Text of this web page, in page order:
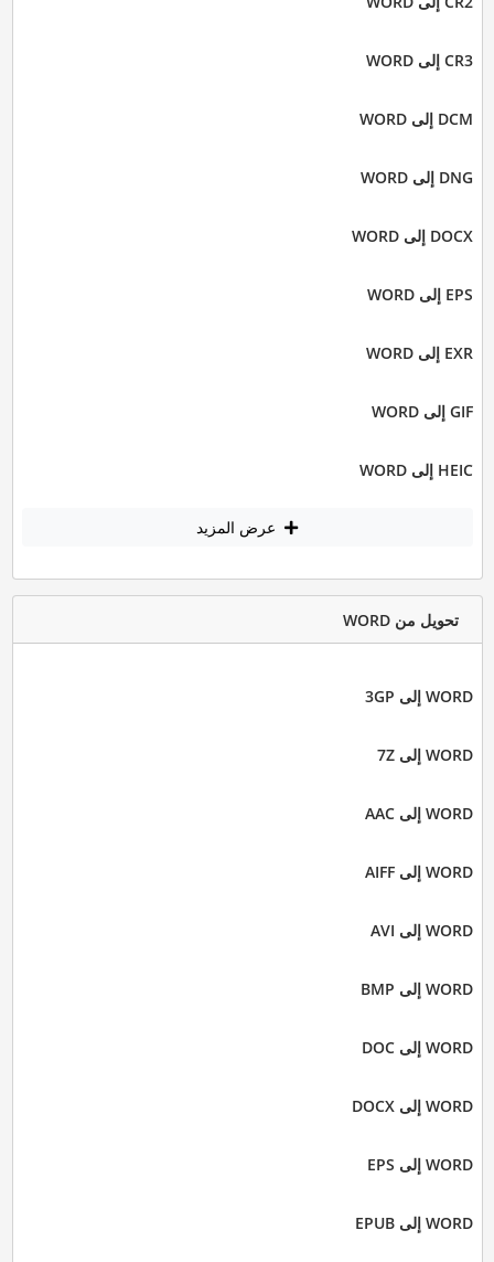
CR3 إلى WORD
DCM إلى WORD
DNG إلى WORD
DOCX إلى WORD
EPS إلى WORD
EXR إلى WORD
GIF إلى WORD
HEIC إلى WORD
عرض المزيد
تحويل من WORD
WORD إلى 3GP
WORD إلى 7Z
WORD إلى AAC
WORD إلى AIFF
WORD إلى AVI
WORD إلى BMP
WORD إلى DOC
WORD إلى DOCX
WORD إلى EPS
WORD إلى EPUB